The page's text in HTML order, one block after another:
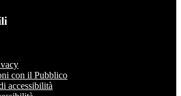
con il Pubblico
accessibilità